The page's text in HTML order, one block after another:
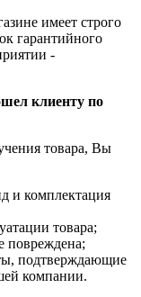
имеет строго
гарантийного
-
клиенту по
товара, Вы
и комплектация
товара;
повреждена;
подтверждающие
компании.